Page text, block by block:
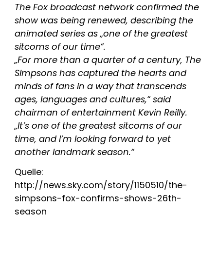
The Fox broadcast network confirmed the
show was being renewed, describing the
animated series as „one of the greatest
sitcoms of our time“.
„For more than a quarter of a century, The
Simpsons has captured the hearts and
minds of fans in a way that transcends
ages, languages and cultures,“ said
chairman of entertainment Kevin Reilly.
„It’s one of the greatest sitcoms of our
time, and I’m looking forward to yet
another landmark season.“
Quelle:
http://news.sky.com/story/1150510/the-
simpsons-fox-confirms-shows-26th-
season